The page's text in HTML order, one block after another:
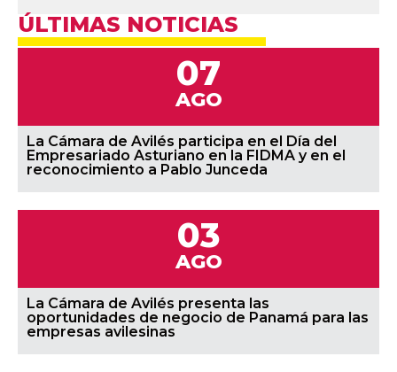
ÚLTIMAS NOTICIAS
07
AGO
La Cámara de Avilés participa en el Día del
Empresariado Asturiano en la FIDMA y en el
reconocimiento a Pablo Junceda
03
AGO
La Cámara de Avilés presenta las
oportunidades de negocio de Panamá para las
empresas avilesinas